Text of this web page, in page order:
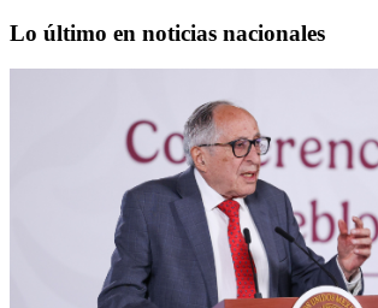
Lo último en noticias nacionales